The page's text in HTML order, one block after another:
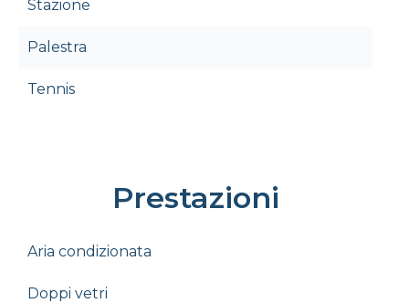
Stazione
Palestra
Tennis
Prestazioni
Aria condizionata
Doppi vetri